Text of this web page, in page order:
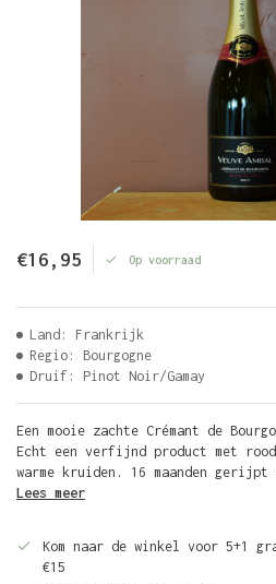
€16,95 Op voorraad
Land: Frankrijk
Regio: Bourgogne
Druif: Pinot Noir/Gamay
Een mooie zachte Crémant de
Echt een verfijnd product met
warme kruiden. 16 maanden
Lees meer
Kom naar de winkel voor 5+1
€15